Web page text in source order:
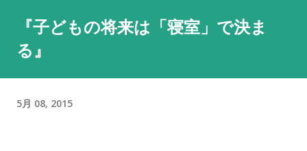
『子どもの将来は「寝室」で決ま
る』
5月 08, 2015